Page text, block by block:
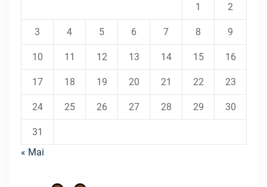
1 2
3 4 5 6 7 8 9
10 11 12 13 14 15 16
17 18 19 20 21 22 23
24 25 26 27 28 29 30
31
« Mai